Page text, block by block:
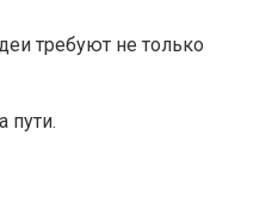
требуют не только
пути.